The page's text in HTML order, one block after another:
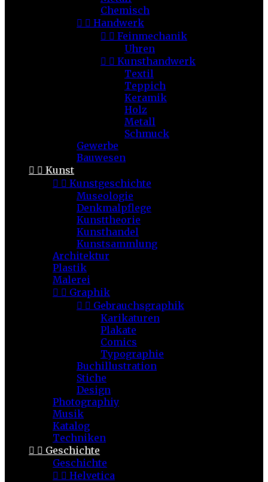
Chemisch
  Handwerk
  Feinmechanik
Uhren
  Kunsthandwerk
Textil
Teppich
Keramik
Holz
Metall
Schmuck
Gewerbe
Bauwesen
  Kunst
  Kunstgeschichte
Museologie
Denkmalpflege
Kunsttheorie
Kunsthandel
Kunstsammlung
Architektur
Plastik
Malerei
  Graphik
  Gebrauchsgraphik
Karikaturen
Plakate
Comics
Typographie
Buchillustration
Stiche
Design
Photographiy
Musik
Katalog
Techniken
  Geschichte
Geschichte
  Helvetica